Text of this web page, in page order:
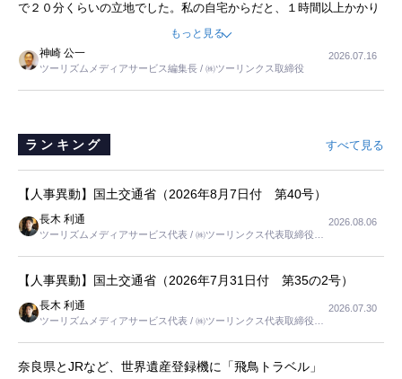
で２０分くらいの立地でした。私の自宅からだと、１時間以上かかり
ました。母の住まいから近いという理由で、その施設を選択したので
すが、私と妹にとっては、半日仕事ででした。シニアの住まい選び
は、当人だけではなく、世話をする家族の足の便も考えない外池ない
と思いました。
もっと見る
神崎 公一
ツーリズムメディアサービス編集長 / ㈱ツーリンクス取締役
2026.07.16
ランキング すべて見る
【人事異動】国土交通省（2026年8月7日付 第40号）
長木 利通
ツーリズムメディアサービス代表 / ㈱ツーリンクス代表取締役社
2026.08.06
【人事異動】国土交通省（2026年7月31日付 第35の2号）
長木 利通
ツーリズムメディアサービス代表 / ㈱ツーリンクス代表取締役社
2026.07.30
奈良県とJRなど、世界遺産登録機に「飛鳥トラベル」